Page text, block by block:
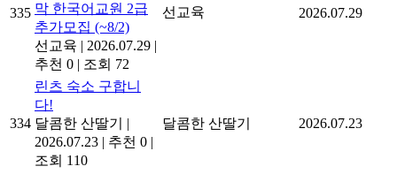
335 막 한국어교원 2급
추가모집 (~8/2)
선교육 | 2026.07.29 |
추천 0 | 조회 72
선교육 2026.07.29
334
린츠 숙소 구합니
다!
달콤한 산딸기
|
2026.07.23 | 추천 0 |
조회 110
달콤한 산딸기 2026.07.23